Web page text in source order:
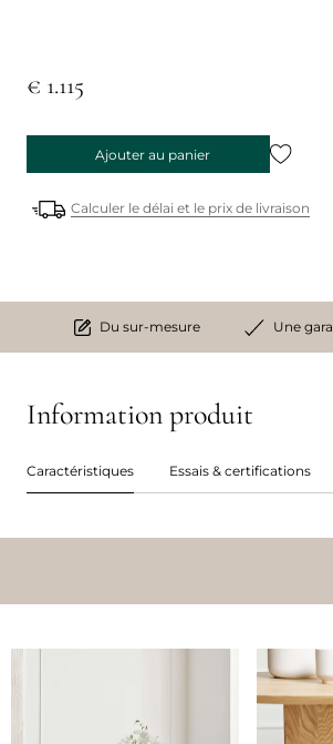
€ 1.115
Ajouter au panier
Calculer le délai et le prix de livraison
Du sur-mesure Une
Information produit
Caractéristiques Essais & certifications